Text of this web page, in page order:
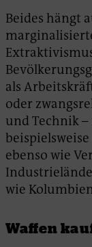
Beides hängt
als
oder
und Technik
ebenso wie
wie
Waffen